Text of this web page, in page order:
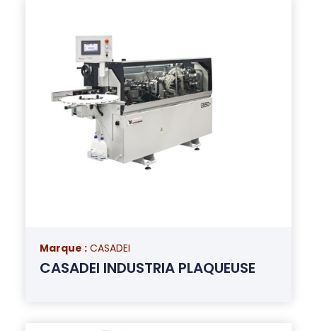
Marque : CASADEI
CASADEI INDUSTRIA PLAQUEUSE